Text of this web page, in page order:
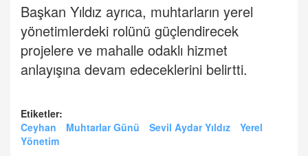
Başkan Yıldız ayrıca, muhtarların yerel
yönetimlerdeki rolünü güçlendirecek
projelere ve mahalle odaklı hizmet
anlayışına devam edeceklerini belirtti.
Etiketler:
Ceyhan
Muhtarlar Günü Sevil Aydar Yıldız
Yerel
Yönetim